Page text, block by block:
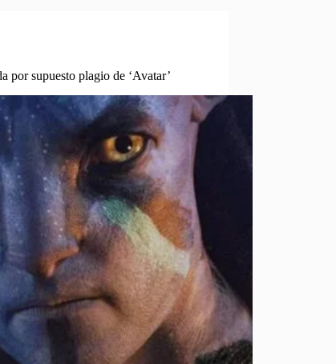
por supuesto plagio de ‘Avatar’